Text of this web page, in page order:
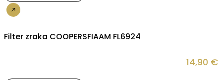
Filter zraka COOPERSFIAAM FL6924
14,90 €